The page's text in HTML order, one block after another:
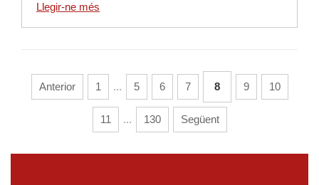
Llegir-ne més
Anterior 1 ... 5 6 7 8 9 10
11 ... 130 Següent